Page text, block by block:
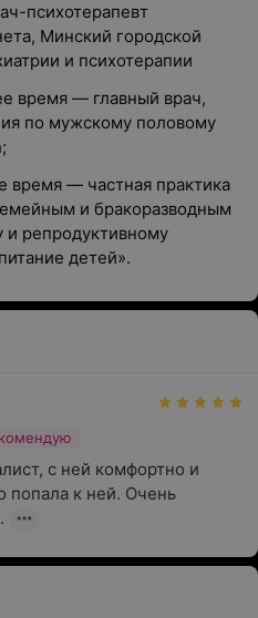
психотерапевт
Минский городской
и психотерапии
время — главный врач,
по мужскому половому
время — частная практика
и бракоразводным
и репродуктивному
детей».
с ней комфортно и
попала к ней. Очень